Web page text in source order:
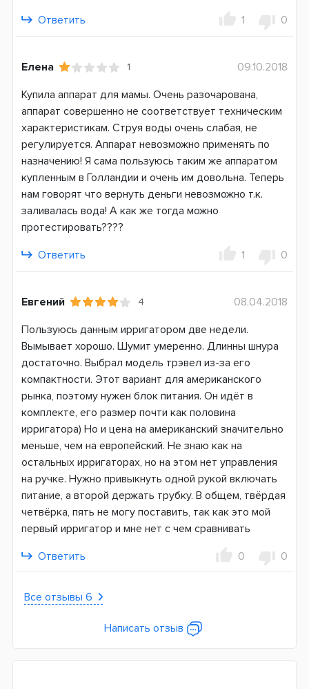
Ответить
1 0
Елена 1
09.10.2018
Купила аппарат для мамы. Очень разочарована,
аппарат совершенно не соответствует техническим
характеристикам. Струя воды очень слабая, не
регулируется. Аппарат невозможно применять по
назначению! Я сама пользуюсь таким же аппаратом
купленным в Голландии и очень им довольна. Теперь
нам говорят что вернуть деньги невозможно т.к.
заливалась вода! А как же тогда можно
протестировать????
Ответить
1 0
Евгений 4
08.04.2018
Пользуюсь данным ирригатором две недели.
Вымывает хорошо. Шумит умеренно. Длинны шнура
достаточно. Выбрал модель трэвел из-за его
компактности. Этот вариант для американского
рынка, поэтому нужен блок питания. Он идёт в
комплекте, его размер почти как половина
ирригатора) Но и цена на американский значительно
меньше, чем на европейский. Не знаю как на
остальных ирригаторах, но на этом нет управления
на ручке. Нужно привыкнуть одной рукой включать
питание, а второй держать трубку. В общем, твёрдая
четвёрка, пять не могу поставить, так как это мой
первый ирригатор и мне нет с чем сравнивать
Ответить
0 0
Все отзывы 6
Написать отзыв